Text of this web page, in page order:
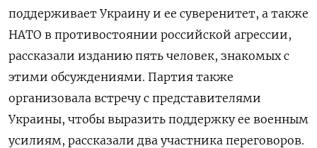
поддерживает Украину и ее суверенитет, а также
НАТО в противостоянии российской агрессии,
рассказали изданию пять человек, знакомых с
этими обсуждениями. Партия также
организовала встречу с представителями
Украины, чтобы выразить поддержку ее военным
усилиям, рассказали два участника переговоров.